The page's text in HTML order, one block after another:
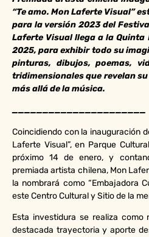
“Te amo. Mon Laferte Visual”
para la versión 2023 del
Laferte Visual llega a la Quinta
2025, para exhibir todo su
pinturas, dibujos, poemas,
tridimensionales que revelan
más allá de la música.
______________________
Coincidiendo con la inauguración
Laferte Visual”, en Parque
próximo 14 de enero, y
premiada artista chilena, Mon
la nombrará como “Embajadora
este Centro Cultural y Sitio de la
Esta investidura se realiza como
destacada trayectoria y aporte